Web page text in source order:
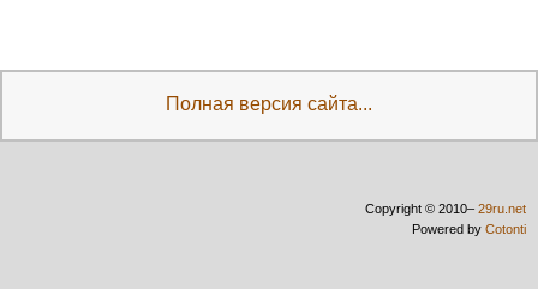
Полная версия сайта...
Copyright © 2010– 29ru.net
Powered by Cotonti